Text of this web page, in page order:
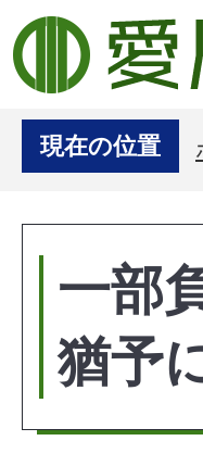
現在の位置
一部
猶予